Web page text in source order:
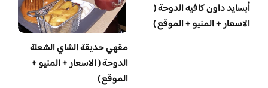
أبسايد داون كافيه الدوحة (
الاسعار + المنيو + الموقع )
مقهي حديقة الشاي الشعلة
الدوحة ( الاسعار + المنيو +
الموقع )